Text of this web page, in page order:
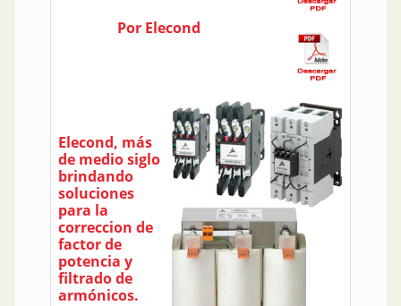
Por Elecond
Elecond, más
de medio siglo
brindando
soluciones
para la
correccion de
factor de
potencia y
filtrado de
armónicos.